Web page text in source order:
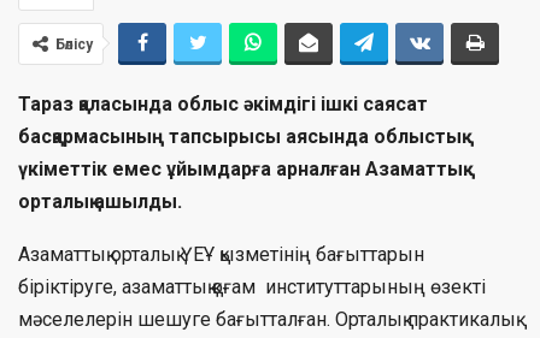
Бөлісу
Тараз қаласында облыс әкімдігі ішкі саясат
басқармасының тапсырысы аясында облыстық
үкіметтік емес ұйымдарға арналған Азаматтық
орталық ашылды.
Азаматтық орталық ҮЕҰ қызметінің бағыттарын
біріктіруге, азаматтық қоғам институттарының өзекті
мәселелерін шешуге бағытталған. Орталық практикалық